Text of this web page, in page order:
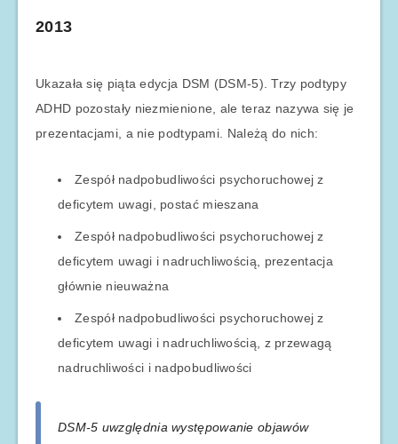
2013
Ukazała się piąta edycja DSM (DSM-5). Trzy podtypy
ADHD pozostały niezmienione, ale teraz nazywa się je
prezentacjami, a nie podtypami. Należą do nich:
Zespół nadpobudliwości psychoruchowej z
deficytem uwagi, postać mieszana
Zespół nadpobudliwości psychoruchowej z
deficytem uwagi i nadruchliwością, prezentacja
głównie nieuważna
Zespół nadpobudliwości psychoruchowej z
deficytem uwagi i nadruchliwością, z przewagą
nadruchliwości i nadpobudliwości
DSM-5 uwzględnia występowanie objawów